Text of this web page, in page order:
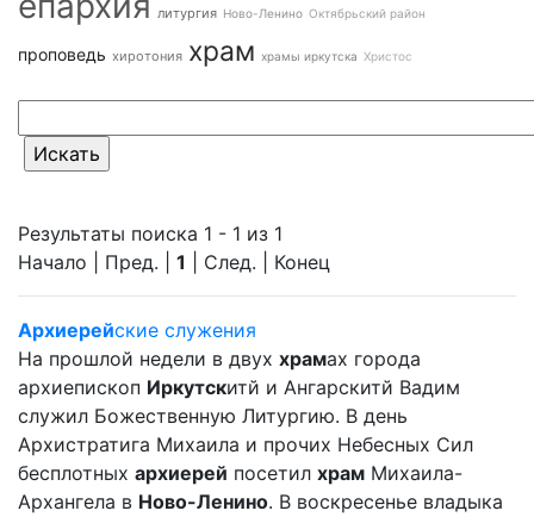
литургия Ново-Ленино Октябрьский район
проповедь хиротония храм храмы иркутска Христос
Результаты поиска 1 - 1 из 1
Начало | Пред. | 1 | След. | Конец
Архиерейские служения
На прошлой недели в двух храмах города
архиепископ Иркутскитй и Ангарскитй Вадим
служил Божественную Литургию. В день
Архистратига Михаила и прочих Небесных Сил
бесплотных архиерей посетил храм Михаила-
Архангела в Ново-Ленино. В воскресенье владыка